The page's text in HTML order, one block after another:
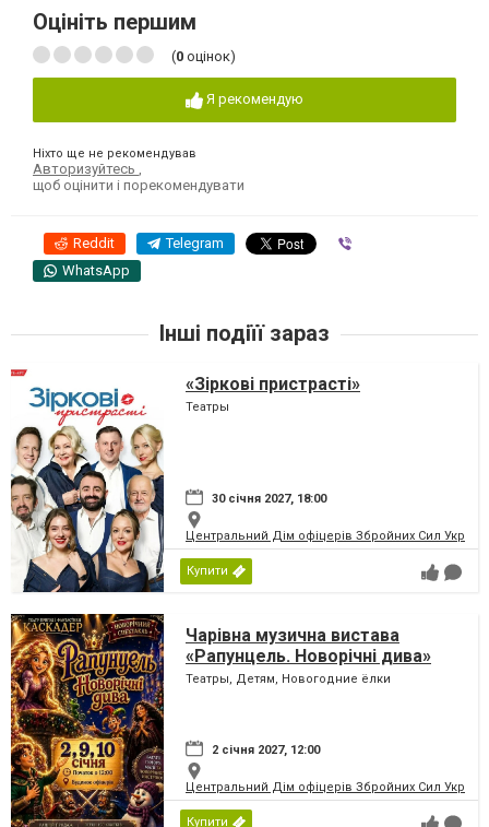
Оцініть першим
(0 оцінок)
Я рекомендую
Ніхто ще не рекомендував
Авторизуйтесь
щоб оцінити і порекомендувати
Reddit Telegram
WhatsApp
Інші подіїї зараз
«Зіркові пристрасті»
Театры
30 січня 2027, 18:00
Центральний Дім офіцерів Збройних Сил
Купити
Чарівна музична вистава
«Рапунцель. Новорічні дива»
Театры, Детям, Новогодние ёлки
2 січня 2027, 12:00
Центральний Дім офіцерів Збройних Сил
Купити